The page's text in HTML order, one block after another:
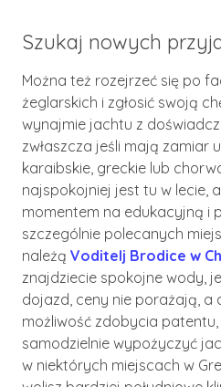
Szukaj nowych
Można też rozejrzeć się po
żeglarskich i zgłosić swoją
wynajmie jachtu z
zwłaszcza jeśli mają zamiar
karaibskie, greckie lub
najspokojniej jest tu w lecie,
momentem na edukacyjną i
szczególnie polecanych
należą Voditelj Brodice w
znajdziecie spokojne wody,
dojazd, ceny nie porażają, a
możliwość zdobycia
samodzielnie wypożyczyć
w niektórych miejscach w